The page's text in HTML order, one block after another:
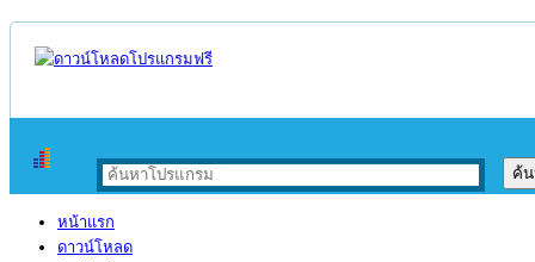
หน้าแรก
ดาวน์โหลด